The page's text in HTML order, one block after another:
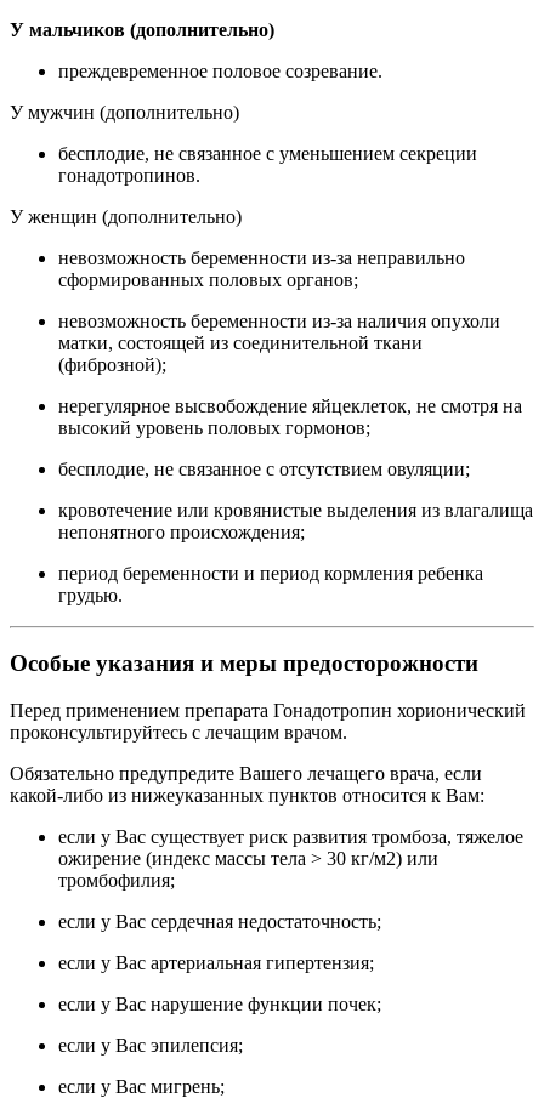
У мальчиков (дополнительно)
преждевременное половое созревание.
У мужчин (дополнительно)
бесплодие, не связанное с уменьшением секреции
гонадотропинов.
У женщин (дополнительно)
невозможность беременности из-за неправильно
сформированных половых органов;
невозможность беременности из-за наличия опухоли
матки, состоящей из соединительной ткани
(фиброзной);
нерегулярное высвобождение яйцеклеток, не смотря на
высокий уровень половых гормонов;
бесплодие, не связанное с отсутствием овуляции;
кровотечение или кровянистые выделения из влагалища
непонятного происхождения;
период беременности и период кормления ребенка
грудью.
Особые указания и меры предосторожности
Перед применением препарата Гонадотропин хорионический
проконсультируйтесь с лечащим врачом.
Обязательно предупредите Вашего лечащего врача, если
какой-либо из нижеуказанных пунктов относится к Вам:
если у Вас существует риск развития тромбоза, тяжелое
ожирение (индекс массы тела > 30 кг/м2) или
тромбофилия;
если у Вас сердечная недостаточность;
если у Вас артериальная гипертензия;
если у Вас нарушение функции почек;
если у Вас эпилепсия;
если у Вас мигрень;